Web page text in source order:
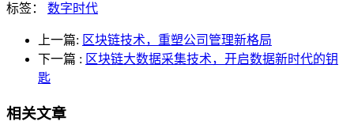
标签： 数字时代
上一篇: 区块链技术，重塑公司管理新格局
下一篇 : 区块链大数据采集技术，开启数据新时代的钥
匙
相关文章